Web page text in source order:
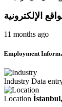
الإلكترونية
11 months ago
Employment
Industry Data
Location